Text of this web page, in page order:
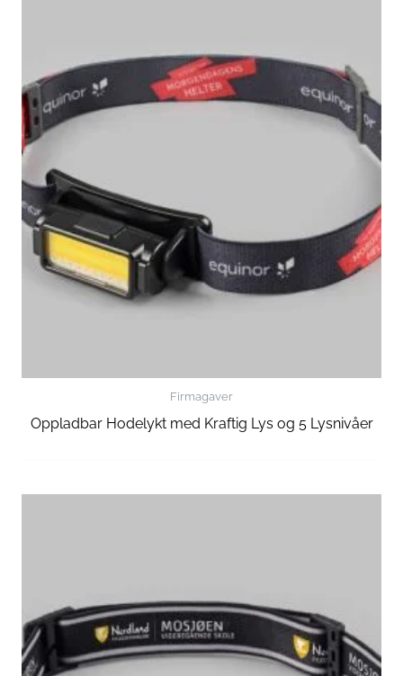
Firmagaver
Oppladbar Hodelykt med Kraftig Lys og 5 Lysnivåer